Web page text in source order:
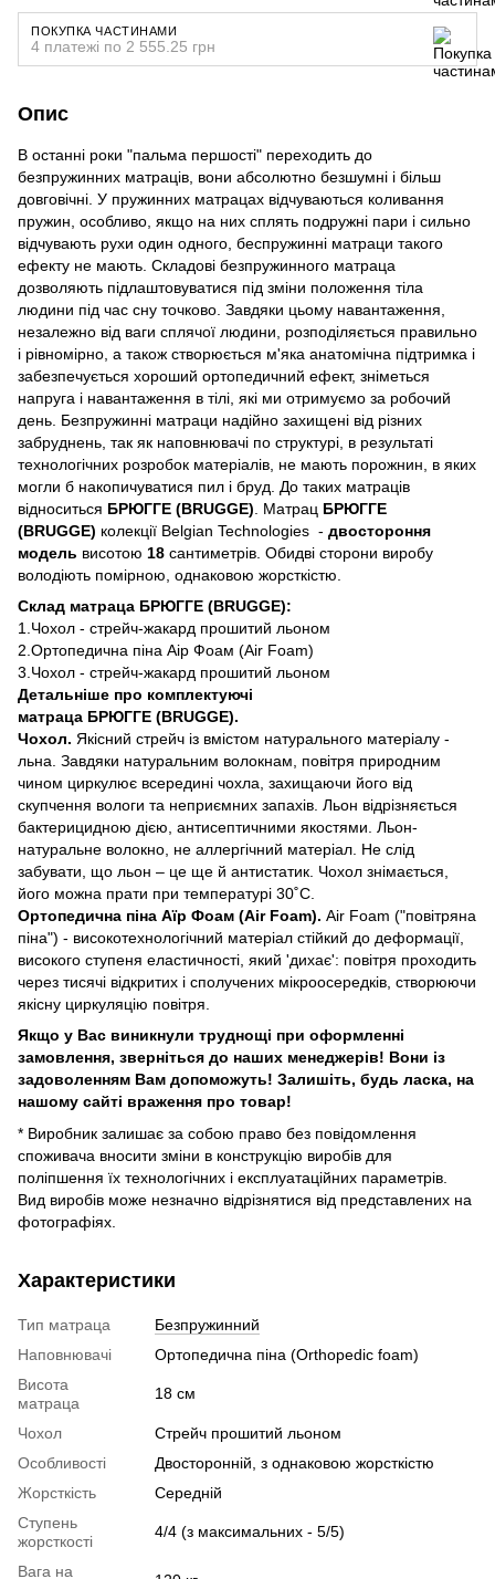
ПОКУПКА ЧАСТИНАМИ
4 платежі по 2 555.25 грн
Опис
В останні роки "пальма першості" переходить до
безпружинних матраців, вони абсолютно безшумні і більш
довговічні. У пружинних матрацах відчуваються коливання
пружин, особливо, якщо на них сплять подружні пари і сильно
відчувають рухи один одного, беспружинні матраци такого
ефекту не мають. Складові безпружинного матраца
дозволяють підлаштовуватися під зміни положення тіла
людини під час сну точково. Завдяки цьому навантаження,
незалежно від ваги сплячої людини, розподіляється правильно
і рівномірно, а також створюється м'яка анатомічна підтримка і
забезпечується хороший ортопедичний ефект, зніметься
напруга і навантаження в тілі, які ми отримуємо за робочий
день. Безпружинні матраци надійно захищені від різних
забруднень, так як наповнювачі по структурі, в результаті
технологічних розробок матеріалів, не мають порожнин, в яких
могли б накопичуватися пил і бруд. До таких матраців
відноситься БРЮГГЕ (BRUGGE) Матрац БРЮГГЕ
(BRUGGE) колекції Belgian Technologies - двостороння
модель висотою 18 сантиметрів. Обидві сторони виробу
володіють помірною, однаковою жорсткістю.
Склад матраца БРЮГГЕ (BRUGGE):
1.Чохол - стрейч-жакард прошитий льоном
2.Ортопедична піна Аір Фоам (Air Foam)
3.Чохол - стрейч-жакард прошитий льоном
Детальніше про комплектуючі
матраца БРЮГГЕ (BRUGGE).
Чохол. Якісний стрейч із вмістом натурального матеріалу -
льна. Завдяки натуральним волокнам, повітря природним
чином циркулює всередині чохла, захищаючи його від
скупчення вологи та неприємних запахів. Льон відрізняється
бактерицидною дією, антисептичними якостями. Льон-
натуральне волокно, не аллергічний матеріал. Не слід
забувати, що льон – це ще й антистатик. Чохол знімається,
його можна прати при температурі 30˚С.
Ортопедична піна Аїр Фоам (Air Foam). Air Foam ("повітряна
піна") - високотехнологічний матеріал стійкий до деформації,
високого ступеня еластичності, який 'дихає': повітря проходить
через тисячі відкритих і сполучених мікроосередків, створюючи
якісну циркуляцію повітря.
Якщо у Вас виникнули труднощі при оформленні
замовлення, зверніться до наших менеджерів! Вони із
задоволенням Вам допоможуть! Залишіть, будь ласка, на
нашому сайті враження про товар!
* Виробник залишає за собою право без повідомлення
споживача вносити зміни в конструкцію виробів для
поліпшення їх технологічних і експлуатаційних параметрів.
Вид виробів може незначно відрізнятися від представлених на
фотографіях.
Характеристики
Тип матраца
Безпружинний
Наповнювачі
Ортопедична піна (Orthopedic foam)
Висота
матраца
18 см
Чохол
Стрейч прошитий льоном
Особливості
Двосторонній, з однаковою жорсткістю
Жорсткість
Середній
Ступень
жорсткості
4/4 (з максимальних - 5/5)
Вага на